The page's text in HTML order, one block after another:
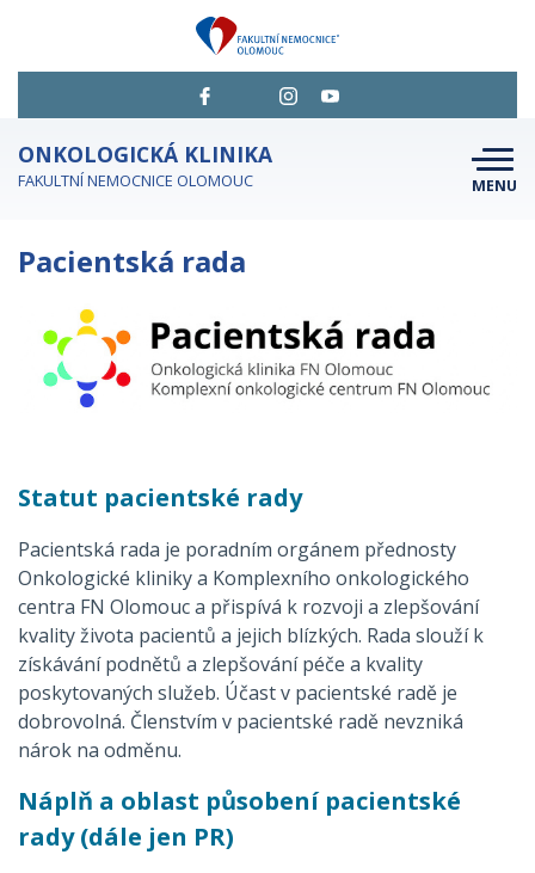
ONKOLOGICKÁ KLINIKA
FAKULTNÍ NEMOCNICE OLOMOUC MENU
PRO PACIENTY
JAK SE OBJEDNAT
PRO ODBORNÍKY
Pacientská rada
Statut pacientské rady
Pacientská rada je poradním orgánem přednosty
Onkologické kliniky a Komplexního onkologického
centra FN Olomouc a přispívá k rozvoji a zlepšování
kvality života pacientů a jejich blízkých. Rada slouží k
získávání podnětů a zlepšování péče a kvality
poskytovaných služeb. Účast v pacientské radě je
dobrovolná. Členstvím v pacientské radě nevzniká
nárok na odměnu.
Náplň a oblast působení pacientské
rady (dále jen PR)